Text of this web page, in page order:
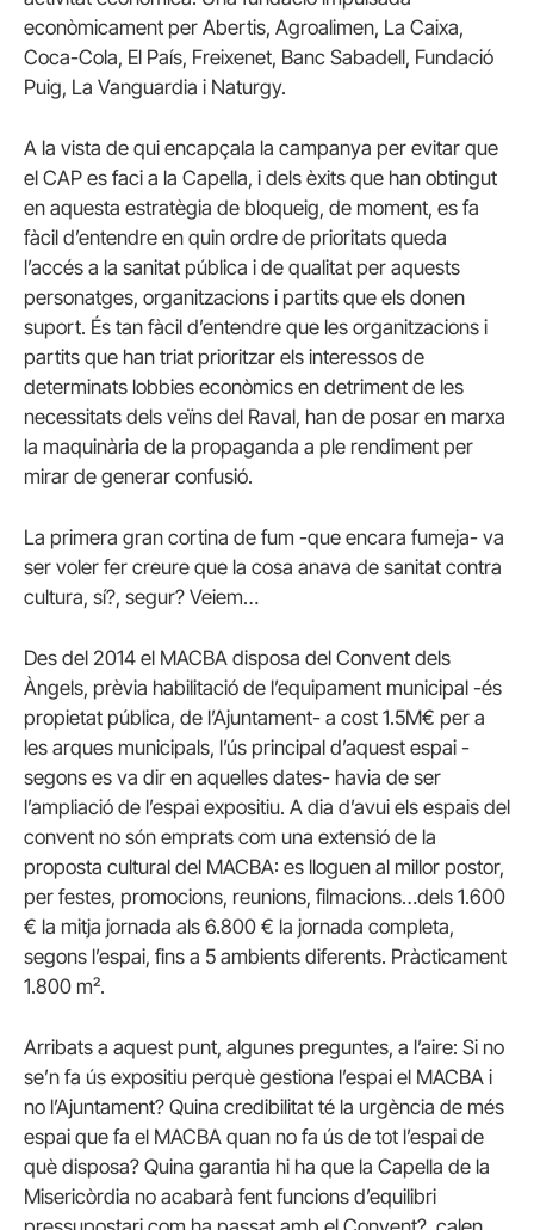
econòmicament per Abertis, Agroalimen, La Caixa,
Coca-Cola, El País, Freixenet, Banc Sabadell, Fundació
Puig, La Vanguardia i Naturgy.
A la vista de qui encapçala la campanya per evitar que
el CAP es faci a la Capella, i dels èxits que han obtingut
en aquesta estratègia de bloqueig, de moment, es fa
fàcil d’entendre en quin ordre de prioritats queda
l’accés a la sanitat pública i de qualitat per aquests
personatges, organitzacions i partits que els donen
suport. És tan fàcil d’entendre que les organitzacions i
partits que han triat prioritzar els interessos de
determinats lobbies econòmics en detriment de les
necessitats dels veïns del Raval, han de posar en marxa
la maquinària de la propaganda a ple rendiment per
mirar de generar confusió.
La primera gran cortina de fum -que encara fumeja- va
ser voler fer creure que la cosa anava de sanitat contra
cultura, sí?, segur? Veiem…
Des del 2014 el MACBA disposa del Convent dels
Àngels, prèvia habilitació de l’equipament municipal -és
propietat pública, de l’Ajuntament- a cost 1.5M€ per a
les arques municipals, l’ús principal d’aquest espai -
segons es va dir en aquelles dates- havia de ser
l’ampliació de l’espai expositiu. A dia d’avui els espais del
convent no són emprats com una extensió de la
proposta cultural del MACBA: es lloguen al millor postor,
per festes, promocions, reunions, filmacions…dels 1.600
€ la mitja jornada als 6.800 € la jornada completa,
segons l’espai, fins a 5 ambients diferents. Pràcticament
1.800 m².
Arribats a aquest punt, algunes preguntes, a l’aire: Si no
se’n fa ús expositiu perquè gestiona l’espai el MACBA i
no l’Ajuntament? Quina credibilitat té la urgència de més
espai que fa el MACBA quan no fa ús de tot l’espai de
què disposa? Quina garantia hi ha que la Capella de la
Misericòrdia no acabarà fent funcions d’equilibri